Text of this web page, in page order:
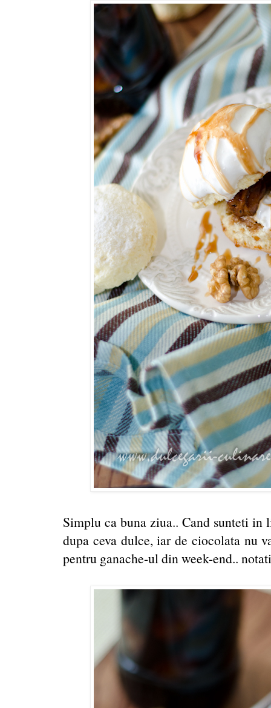
Simplu ca buna ziua.. Cand sunteti in
dupa ceva dulce, iar de ciocolata nu
pentru ganache-ul din week-end..